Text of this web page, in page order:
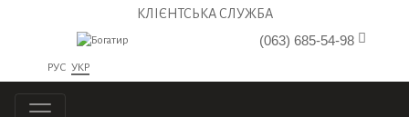
КЛІЄНТСЬКА СЛУЖБА
(063) 685-54-98
РУС УКР